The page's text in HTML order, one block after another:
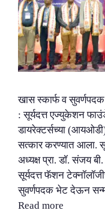
खास स्कार्फ व
: सूर्यदत्त एज्युकेशन
डायरेक्टर्सच्या (आयओडी)
सत्कार करण्यात आला.
अध्यक्ष प्रा. डॉ. संजय बी.
सूर्यदत्त फॅशन
सुवर्णपदक भेट देऊन
Read more